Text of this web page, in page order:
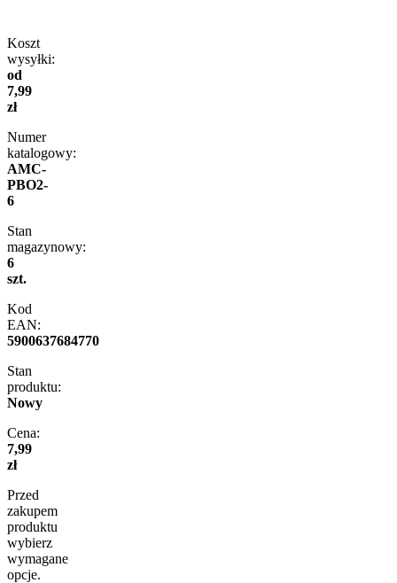
Koszt
wysyłki:
od
7,99
zł
Numer
katalogowy:
AMC-
PBO2-
6
Stan
magazynowy:
6
szt.
Kod
EAN:
5900637684770
Stan
produktu:
Nowy
Cena:
7,99
zł
Przed
zakupem
produktu
wybierz
wymagane
opcje.